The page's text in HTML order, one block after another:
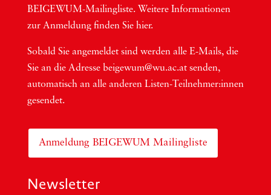
BEI­GEWUM-Mai­ling­lis­te. Wei­te­re Infor­ma­tio­nen
zur Anmel­dung fin­den Sie hier.
Sobald Sie ange­mel­det sind wer­den alle E-Mails, die
Sie an die Adres­se beigewum@wu.ac.at sen­den,
auto­ma­tisch an alle ande­ren Lis­ten-Teil­neh­me­r:in­nen
gesendet.
Anmeldung BEIGEWUM Mailingliste
Newsletter